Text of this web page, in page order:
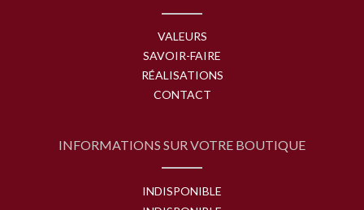
VALEURS
SAVOIR-FAIRE
RÉALISATIONS
CONTACT
INFORMATIONS SUR VOTRE BOUTIQUE
INDISPONIBLE